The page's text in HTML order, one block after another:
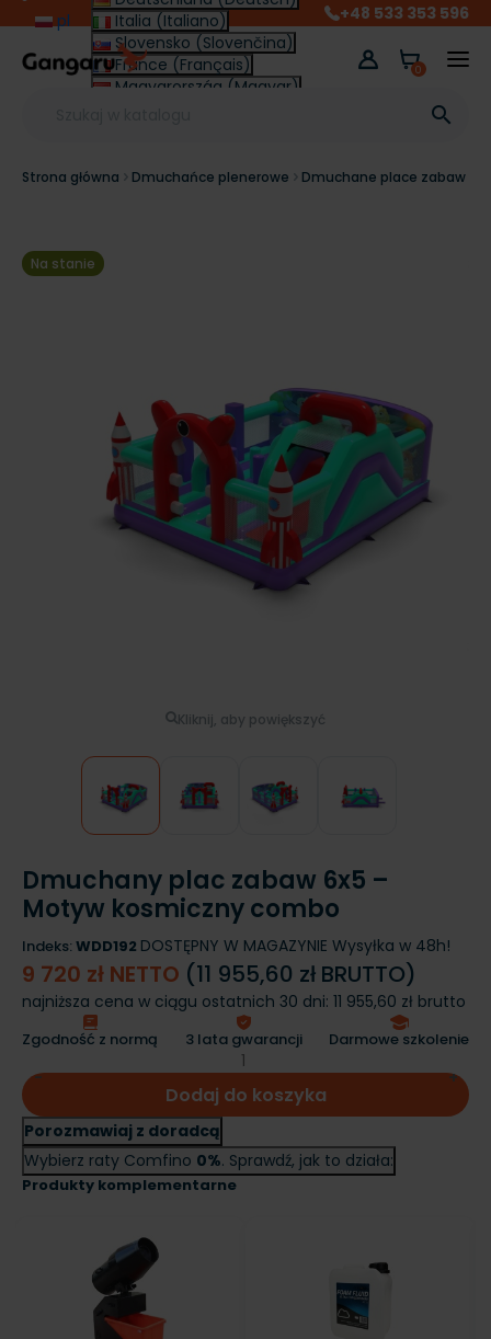
pl
Italia (Italiano)
Slovensko (Slovenčina)
France (Français)
Magyarország (Magyar)
+48 533 353 596

0
Strona główna Dmuchańce plenerowe Dmuchane place zabaw
Na stanie
Kliknij, aby powiększyć
Dmuchany plac zabaw 6x5 –
Motyw kosmiczny combo
Indeks: WDD192 DOSTĘPNY W MAGAZYNIE Wysyłka w 48h!
9 720 zł NETTO (11 955,60 zł BRUTTO)
najniższa cena w ciągu ostatnich 30 dni: 11 955,60 zł brutto
Zgodność z normą 3 lata gwarancji Darmowe szkolenie
Dodaj do koszyka
Porozmawiaj z doradcą
Wybierz raty Comfino 0%. Sprawdź, jak to działa:
Produkty komplementarne